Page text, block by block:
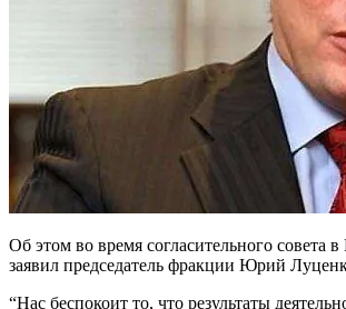
Об этом во время согласительного совета
заявил председатель фракции Юрий
“Нас беспокоит то, что результаты